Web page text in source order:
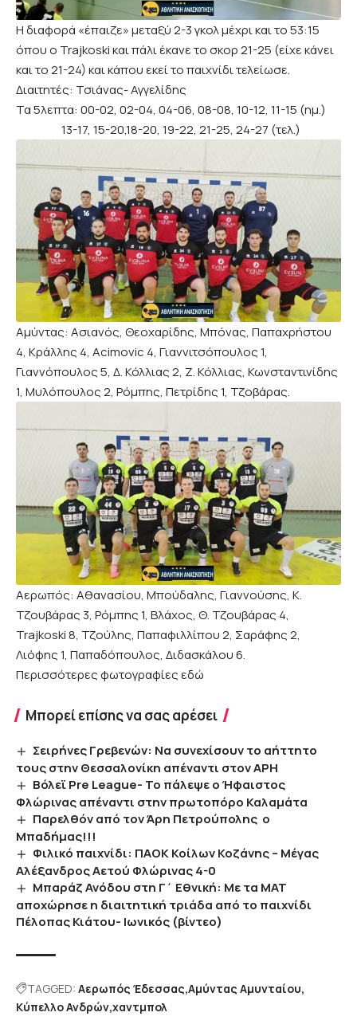
Η διαφορά «έπαιζε» μεταξύ 2-3 γκολ μέχρι και το 53:15
όπου ο Trajkoski και πάλι έκανε το σκορ 21-25 (είχε κάνει
και το 21-24) και κάπου εκεί το παιχνίδι τελείωσε.
Διαιτητές: Τσιάνας- Αγγελίδης
Τα 5λεπτα: 00-02, 02-04, 04-06, 08-08, 10-12, 11-15 (ημ.)
13-17, 15-20,18-20, 19-22, 21-25, 24-27 (τελ.)
Αμύντας: Ασιανός, Θεοχαρίδης, Μπόνας, Παπαχρήστου
4, Κράλλης 4, Acimovic 4, Γιαννιτσόπουλος 1,
Γιαννόπουλος 5, Δ. Κόλλιας 2, Ζ. Κόλλιας, Κωνσταντινίδης
1, Μυλόπουλος 2, Ρόμπης, Πετρίδης 1, Τζοβάρας.
Αερωπός: Αθανασίου, Μπούδαλης, Γιαννούσης, Κ.
Τζουβάρας 3, Ρόμπης 1, Βλάχος, Θ. Τζουβάρας 4,
Trajkoski 8, Τζούλης, Παπαφιλλίπου 2, Σαράφης 2,
Λιόφης 1, Παπαδόπουλος, Διδασκάλου 6.
Περισσότερες φωτογραφίες εδώ
Μπορεί επίσης να σας αρέσει
Σειρήνες Γρεβενών: Να συνεχίσουν το αήττητο
τους στην Θεσσαλονίκη απέναντι στον ΑΡΗ
Βόλεϊ Pre League- Το πάλεψε ο Ήφαιστος
Φλώρινας απέναντι στην πρωτοπόρο Καλαμάτα
Παρελθόν από τον Άρη Πετρούπολης ο
Μπαδήμας!!!
Φιλικό παιχνίδι: ΠΑΟΚ Κοίλων Κοζάνης – Μέγας
Αλέξανδρος Αετού Φλώρινας 4-0
Μπαράζ Ανόδου στη Γ΄ Εθνική: Με τα ΜΑΤ
αποχώρησε η διαιτητική τριάδα από το παιχνίδι
Πέλοπας Κιάτου- Ιωνικός (βίντεο)
TAGGED: Αερωπός Έδεσσας Αμύντας Αμυνταίου
Κύπελλο Ανδρών χαντμπολ